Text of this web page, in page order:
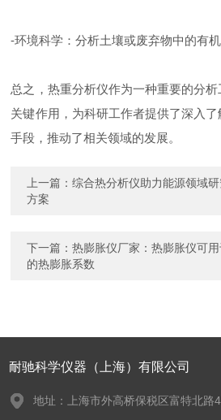
-环境科学：分析土壤或废弃物中的有机
总之，热重分析仪作为一种重要的分
关键作用，为科研工作者提供了深入
手段，推动了相关领域的发展。
上一篇：综合热分析仪助力能源领域
方案
下一篇：热膨胀仪厂家：热膨胀仪可
的热膨胀系数
耐驰科学仪器（上海）有限公司
地址：上海市外高桥保税区富特北路